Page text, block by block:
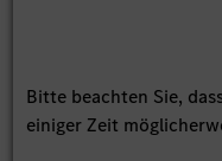
Bitte beachten Sie,
einiger Zeit